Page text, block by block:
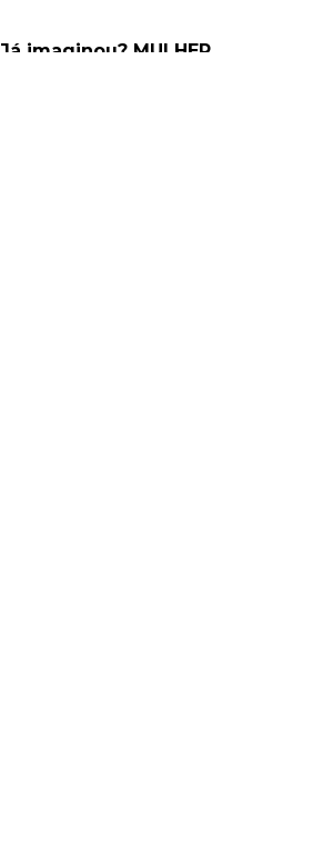
Já imaginou? MULHER